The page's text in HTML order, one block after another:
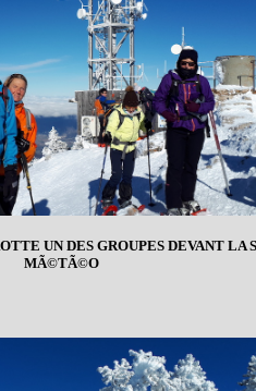
UN DES GROUPES DEVANT LA
MÃ©TÃ©O